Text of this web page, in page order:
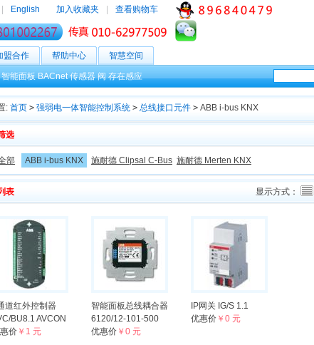
English 加入收藏夹 查看购物车
盟合作 帮助中心 智慧空间
智能面板 BACnet 传感器 阀 存在感应
: 首页 > 强弱电一体智能控制系统 > 总线接口元件 > ABB i-bus KNX
选
部 ABB i-bus KNX 施耐德 Clipsal C-Bus 施耐德 Merten KNX
表 显示方式：
道红外控制器
BU8.1 AVCON
价 ￥1 元
智能面板总线耦合器
6120/12-101-500
优惠价 ￥0 元
IP网关 IG/S 1.1
优惠价 ￥0 元